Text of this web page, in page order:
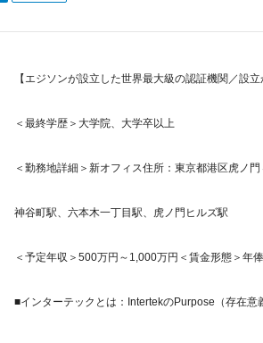
【エジソンが設立した世界最大級の認証機関／設
＜最終学歴＞大学院、大学卒以上
＜勤務地詳細＞新オフィス住所：東京都港区虎ノ
神谷町駅、六本木一丁目駅、虎ノ門ヒルズ駅
＜予定年収＞500万円～1,000万円＜賃金形態＞年
■インターテックとは：IntertekのPurpose（存在意